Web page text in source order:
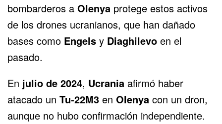
bombarderos a Olenya protege estos activos
de los drones ucranianos, que han dañado
bases como Engels y Diaghilevo en el
pasado.
En julio de 2024, Ucrania afirmó haber
atacado un Tu-22M3 en Olenya con un dron,
aunque no hubo confirmación independiente.